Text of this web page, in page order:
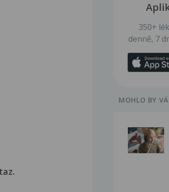
350+
denně, 7
MOHLO BY